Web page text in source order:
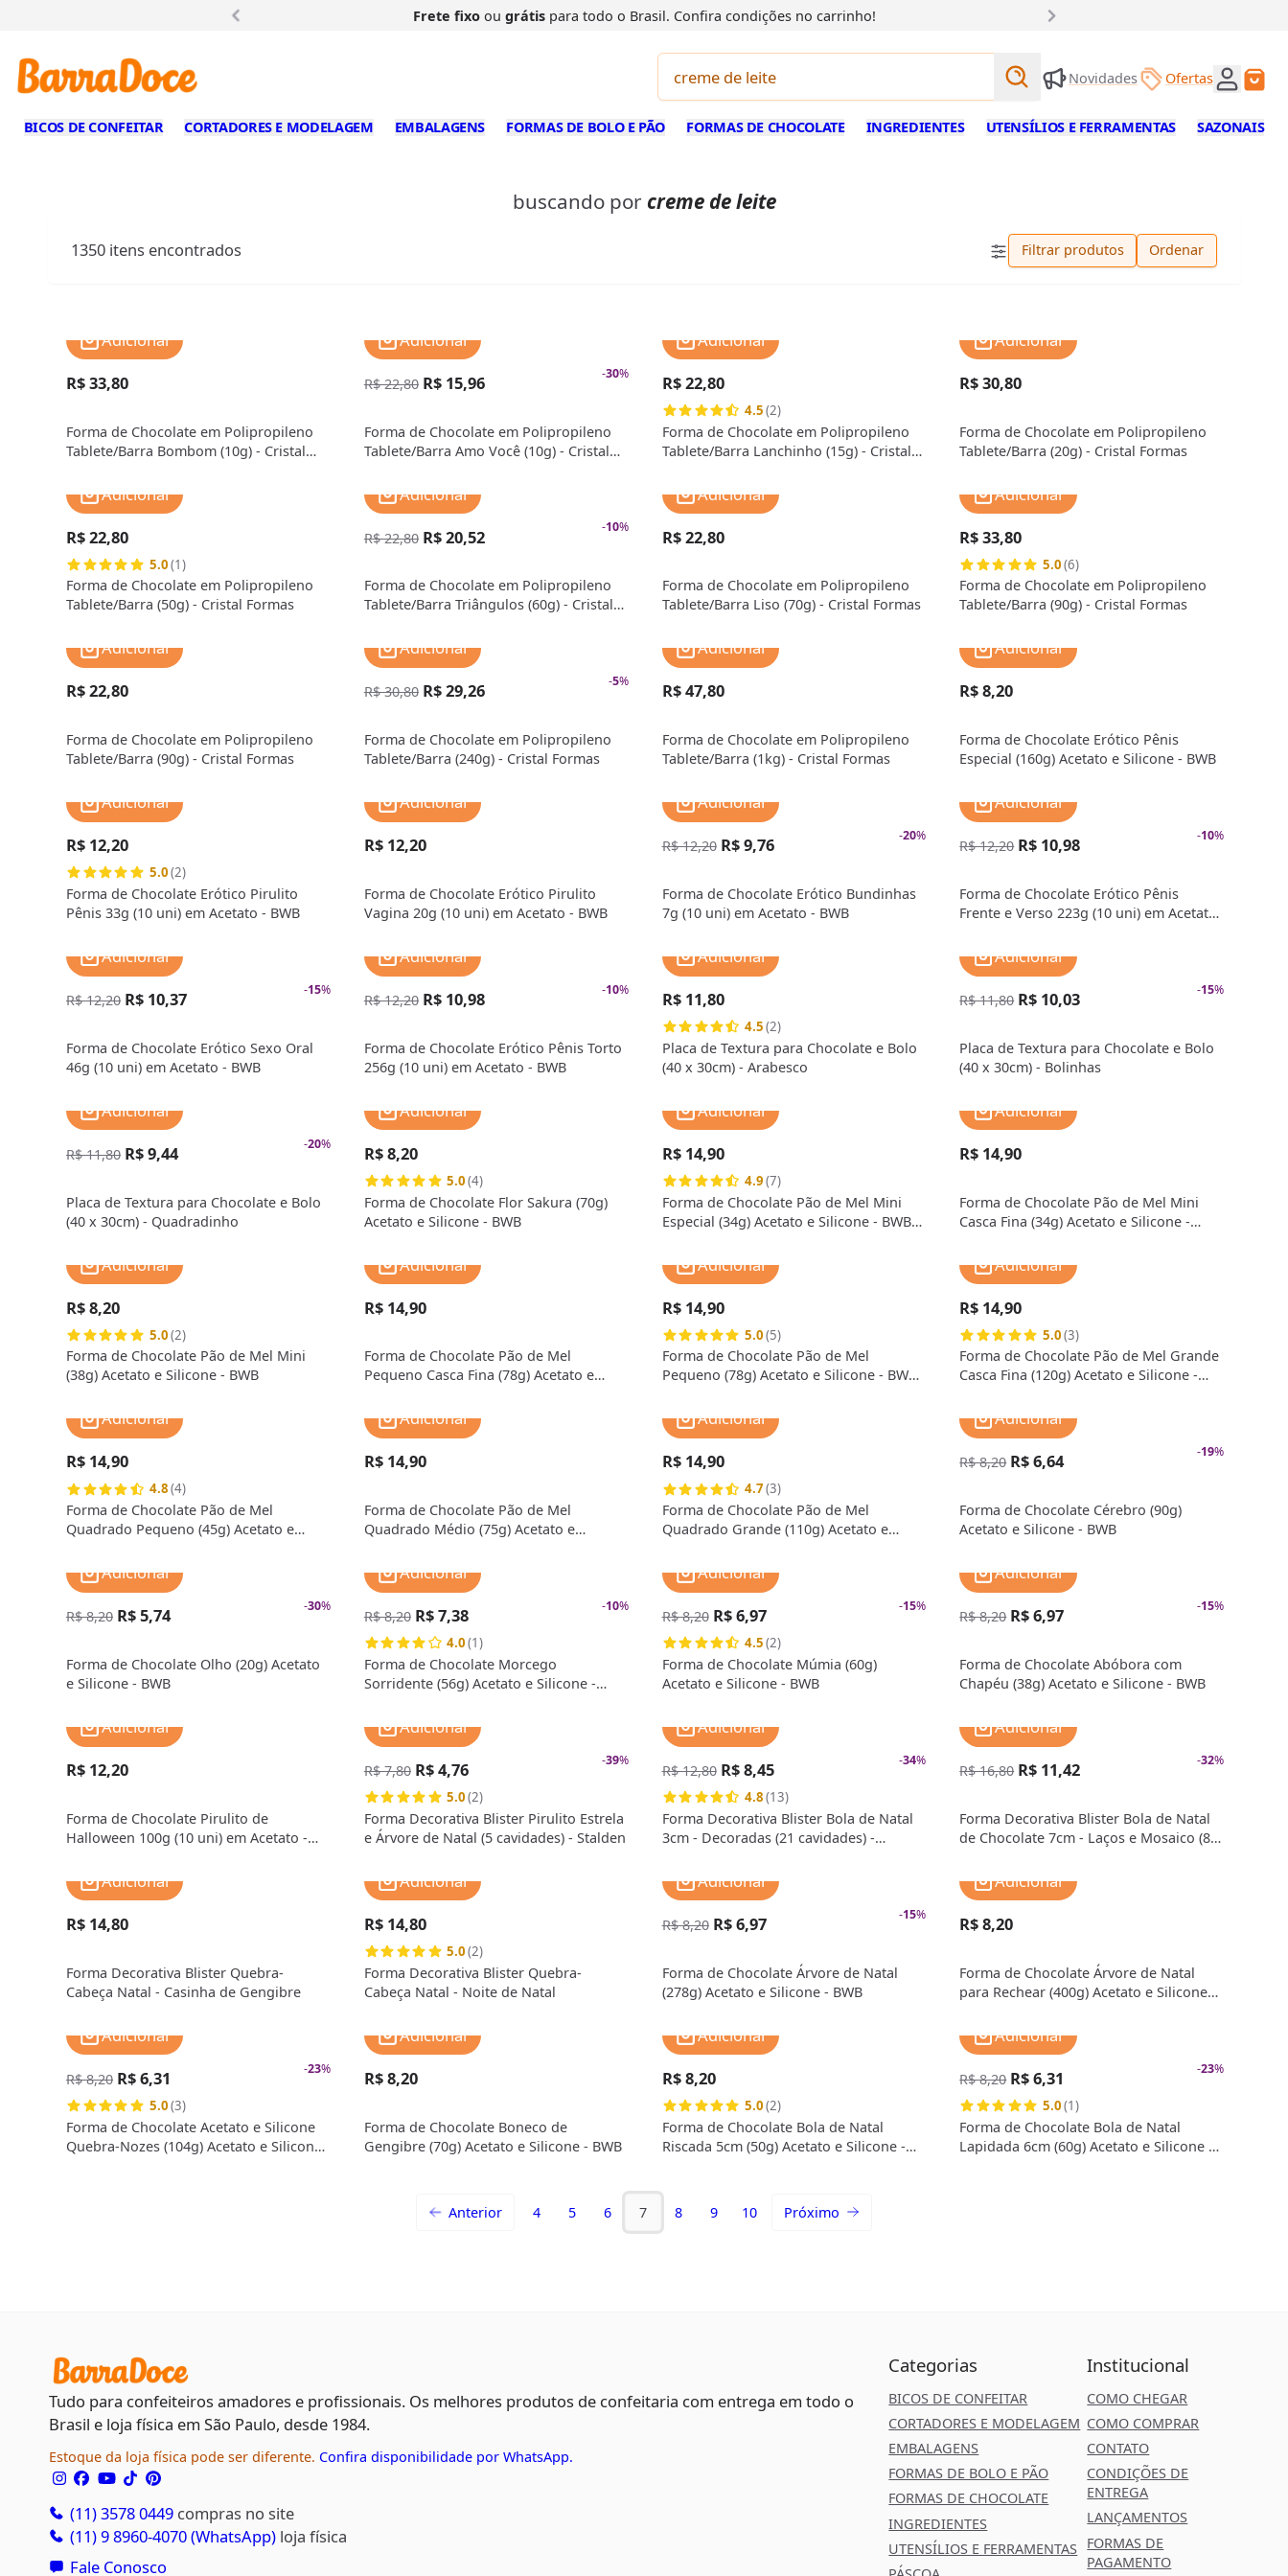
Frete fixoou grátispara todo o Brasil. Confira condições no carrinho!
Buscar produtos
Buscar
Novidades Ofertas
BICOS DE CONFEITAR CORTADORES E MODELAGEM EMBALAGENS FORMAS DE BOLO E PÃO FORMAS DE CHOCOLATE INGREDIENTES UTENSÍLIOS E FERRAMENTAS SAZONAIS
buscando por creme de leite
1350 itens encontrados Filtrar produtos Ordenar
R$ 33,80
Forma de Chocolate em Polipropileno
Tablete/Barra Bombom (10g) - Cristal
Adicionar
-30%
R$ 22,80 R$ 15,96
Forma de Chocolate em Polipropileno
Tablete/Barra Amo Você (10g) - Cristal
Adicionar
R$ 22,80
4.5(2)
Forma de Chocolate em Polipropileno
Tablete/Barra Lanchinho (15g) - Cristal
Adicionar
R$ 30,80
Forma de Chocolate em Polipropileno
Tablete/Barra (20g) - Cristal Formas
Adicionar
R$ 22,80
5.0(1)
Forma de Chocolate em Polipropileno
Tablete/Barra (50g) - Cristal Formas
Adicionar
-10%
R$ 22,80 R$ 20,52
Forma de Chocolate em Polipropileno
Tablete/Barra Triângulos (60g) - Cristal
Adicionar
R$ 22,80
Forma de Chocolate em Polipropileno
Tablete/Barra Liso (70g) - Cristal Formas
Adicionar
R$ 33,80
5.0(6)
Forma de Chocolate em Polipropileno
Tablete/Barra (90g) - Cristal Formas
Adicionar
R$ 22,80
Forma de Chocolate em Polipropileno
Tablete/Barra (90g) - Cristal Formas
Adicionar
-5%
R$ 30,80 R$ 29,26
Forma de Chocolate em Polipropileno
Tablete/Barra (240g) - Cristal Formas
Adicionar
R$ 47,80
Forma de Chocolate em Polipropileno
Tablete/Barra (1kg) - Cristal Formas
Adicionar
R$ 8,20
Forma de Chocolate Erótico Pênis
Especial (160g) Acetato e Silicone - BWB
Adicionar
R$ 12,20
5.0(2)
Forma de Chocolate Erótico Pirulito
Pênis 33g (10 uni) em Acetato - BWB
Adicionar
R$ 12,20
Forma de Chocolate Erótico Pirulito
Vagina 20g (10 uni) em Acetato - BWB
Adicionar
-20%
R$ 12,20 R$ 9,76
Forma de Chocolate Erótico Bundinhas
7g (10 uni) em Acetato - BWB
Adicionar
-10%
R$ 12,20 R$ 10,98
Forma de Chocolate Erótico Pênis
Frente e Verso 223g (10 uni) em Acetato
Adicionar
-15%
R$ 12,20 R$ 10,37
Forma de Chocolate Erótico Sexo Oral
46g (10 uni) em Acetato - BWB
Adicionar
-10%
R$ 12,20 R$ 10,98
Forma de Chocolate Erótico Pênis Torto
256g (10 uni) em Acetato - BWB
Adicionar
R$ 11,80
4.5(2)
Placa de Textura para Chocolate e Bolo
(40 x 30cm) - Arabesco
Adicionar
-15%
R$ 11,80 R$ 10,03
Placa de Textura para Chocolate e Bolo
(40 x 30cm) - Bolinhas
Adicionar
-20%
R$ 11,80 R$ 9,44
Placa de Textura para Chocolate e Bolo
(40 x 30cm) - Quadradinho
Adicionar
R$ 8,20
5.0(4)
Forma de Chocolate Flor Sakura (70g)
Acetato e Silicone - BWB
Adicionar
R$ 14,90
4.9(7)
Forma de Chocolate Pão de Mel Mini
Especial (34g) Acetato e Silicone - BWB
Adicionar
R$ 14,90
Forma de Chocolate Pão de Mel Mini
Casca Fina (34g) Acetato e Silicone -
Adicionar
R$ 8,20
5.0(2)
Forma de Chocolate Pão de Mel Mini
(38g) Acetato e Silicone - BWB
Adicionar
R$ 14,90
Forma de Chocolate Pão de Mel
Pequeno Casca Fina (78g) Acetato e
Adicionar
R$ 14,90
5.0(5)
Forma de Chocolate Pão de Mel
Pequeno (78g) Acetato e Silicone - BWB
Adicionar
R$ 14,90
5.0(3)
Forma de Chocolate Pão de Mel Grande
Casca Fina (120g) Acetato e Silicone -
Adicionar
R$ 14,90
4.8(4)
Forma de Chocolate Pão de Mel
Quadrado Pequeno (45g) Acetato e
Adicionar
R$ 14,90
Forma de Chocolate Pão de Mel
Quadrado Médio (75g) Acetato e
Adicionar
R$ 14,90
4.7(3)
Forma de Chocolate Pão de Mel
Quadrado Grande (110g) Acetato e
Adicionar
-19%
R$ 8,20 R$ 6,64
Forma de Chocolate Cérebro (90g)
Acetato e Silicone - BWB
Adicionar
-30%
R$ 8,20 R$ 5,74
Forma de Chocolate Olho (20g) Acetato
e Silicone - BWB
Adicionar
-10%
R$ 8,20 R$ 7,38
4.0(1)
Forma de Chocolate Morcego
Sorridente (56g) Acetato e Silicone -
Adicionar
-15%
R$ 8,20 R$ 6,97
4.5(2)
Forma de Chocolate Múmia (60g)
Acetato e Silicone - BWB
Adicionar
-15%
R$ 8,20 R$ 6,97
Forma de Chocolate Abóbora com
Chapéu (38g) Acetato e Silicone - BWB
Adicionar
R$ 12,20
Forma de Chocolate Pirulito de
Halloween 100g (10 uni) em Acetato -
Adicionar
-39%
R$ 7,80 R$ 4,76
5.0(2)
Forma Decorativa Blister Pirulito Estrela
e Árvore de Natal (5 cavidades) - Stalden
Adicionar
-34%
R$ 12,80 R$ 8,45
4.8(13)
Forma Decorativa Blister Bola de Natal
3cm - Decoradas (21 cavidades) -
Adicionar
-32%
R$ 16,80 R$ 11,42
Forma Decorativa Blister Bola de Natal
de Chocolate 7cm - Laços e Mosaico (8
Adicionar
R$ 14,80
Forma Decorativa Blister Quebra-
Cabeça Natal - Casinha de Gengibre
Adicionar
R$ 14,80
5.0(2)
Forma Decorativa Blister Quebra-
Cabeça Natal - Noite de Natal
Adicionar
-15%
R$ 8,20 R$ 6,97
Forma de Chocolate Árvore de Natal
(278g) Acetato e Silicone - BWB
Adicionar
R$ 8,20
Forma de Chocolate Árvore de Natal
para Rechear (400g) Acetato e Silicone -
Adicionar
-23%
R$ 8,20 R$ 6,31
5.0(3)
Forma de Chocolate Acetato e Silicone
Quebra-Nozes (104g) Acetato e Silicone
Adicionar
R$ 8,20
Forma de Chocolate Boneco de
Gengibre (70g) Acetato e Silicone - BWB
Adicionar
R$ 8,20
5.0(2)
Forma de Chocolate Bola de Natal
Riscada 5cm (50g) Acetato e Silicone -
Adicionar
-23%
R$ 8,20 R$ 6,31
5.0(1)
Forma de Chocolate Bola de Natal
Lapidada 6cm (60g) Acetato e Silicone -
Adicionar
Anterior 4 5 6 7 8 9 10 Próximo
Tudo para confeiteiros amadores e profissionais. Os melhores produtos de confeitaria com entrega em todo o
Brasil e loja física em São Paulo, desde 1984.
Estoque da loja física pode ser diferente. Confira disponibilidade por WhatsApp.
(11) 3578 0449 compras no site
(11) 9 8960-4070 (WhatsApp) loja física
Fale Conosco
Categorias
BICOS DE CONFEITAR
CORTADORES E MODELAGEM
EMBALAGENS
FORMAS DE BOLO E PÃO
FORMAS DE CHOCOLATE
INGREDIENTES
UTENSÍLIOS E FERRAMENTAS
Institucional
COMO CHEGAR
COMO COMPRAR
CONTATO
CONDIÇÕES DE
ENTREGA
LANÇAMENTOS
FORMAS DE
PAGAMENTO